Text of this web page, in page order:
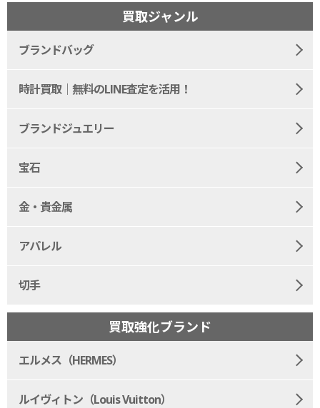
買取ジャンル
ブランドバッグ
時計買取｜無料のLINE査定を活用！
ブランドジュエリー
宝石
金・貴金属
アパレル
切手
買取強化ブランド
エルメス（HERMES）
ルイヴィトン（Louis Vuitton）